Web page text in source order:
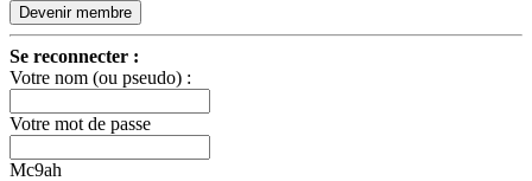
Devenir membre
Se reconnecter :
Votre nom (ou pseudo) :
Votre mot de passe
Mc9ah